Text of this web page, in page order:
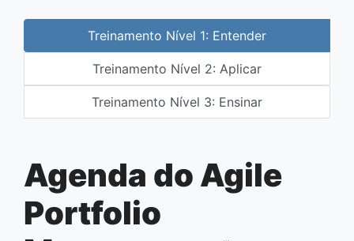
Treinamento Nível 1: Entender
Treinamento Nível 2: Aplicar
Treinamento Nível 3: Ensinar
Agenda do Agile
Portfolio